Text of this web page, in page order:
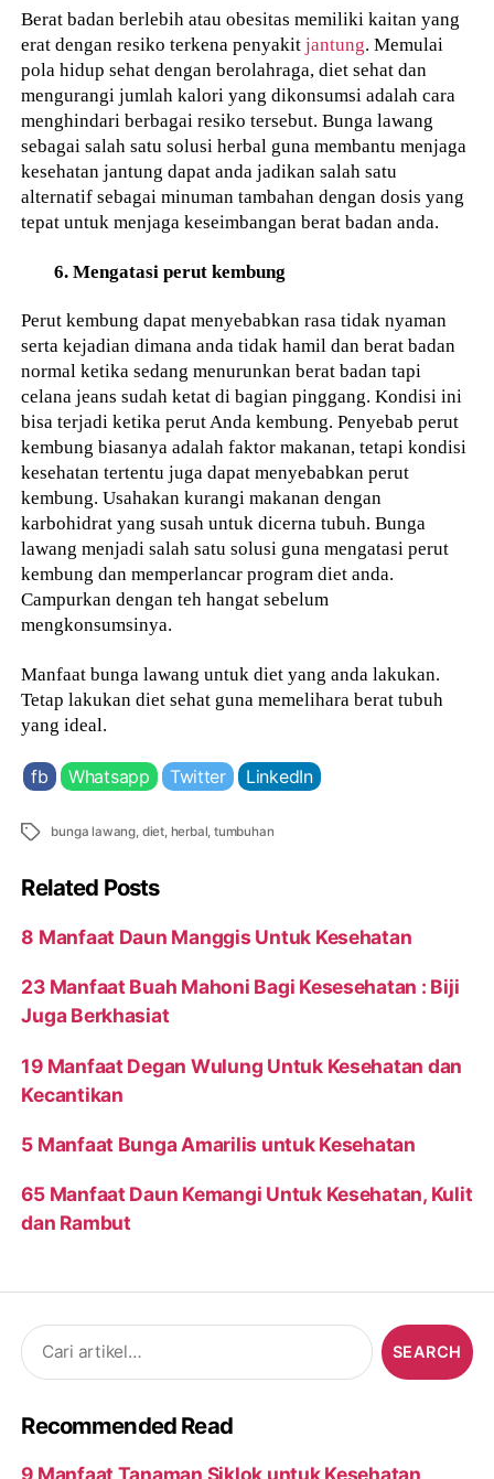
Berat badan berlebih atau obesitas memiliki kaitan yang
erat dengan resiko terkena penyakitjantung. Memulai
pola hidup sehat dengan berolahraga, diet sehat dan
mengurangi jumlah kalori yang dikonsumsi adalah cara
menghindari berbagai resiko tersebut. Bunga lawang
sebagai salah satu solusi herbal guna membantu menjaga
kesehatan jantung dapat anda jadikan salah satu
alternatif sebagai minuman tambahan dengan dosis yang
tepat untuk menjaga keseimbangan berat badan anda.
6. Mengatasi perut kembung
Perut kembung dapat menyebabkan rasa tidak nyaman
serta kejadian dimana anda tidak hamil dan berat badan
normal ketika sedang menurunkan berat badan tapi
celana jeans sudah ketat di bagian pinggang. Kondisi ini
bisa terjadi ketika perut Anda kembung. Penyebab perut
kembung biasanya adalah faktor makanan, tetapi kondisi
kesehatan tertentu juga dapat menyebabkan perut
kembung. Usahakan kurangi makanan dengan
karbohidrat yang susah untuk dicerna tubuh. Bunga
lawang menjadi salah satu solusi guna mengatasi perut
kembung dan memperlancar program diet anda.
Campurkan dengan teh hangat sebelum
mengkonsumsinya.
Manfaat bunga lawang untuk diet yang anda lakukan.
Tetap lakukan diet sehat guna memelihara berat tubuh
yang ideal.
fb Whatsapp Twitter LinkedIn
Tags bunga lawang, diet, herbal, tumbuhan
Related Posts
8 Manfaat Daun Manggis Untuk Kesehatan
23 Manfaat Buah Mahoni Bagi Kesesehatan : Biji
Juga Berkhasiat
19 Manfaat Degan Wulung Untuk Kesehatan dan
Kecantikan
5 Manfaat Bunga Amarilis untuk Kesehatan
65 Manfaat Daun Kemangi Untuk Kesehatan, Kulit
dan Rambut
Search
for:
Recommended Read
9 Manfaat Tanaman Siklok untuk Kesehatan